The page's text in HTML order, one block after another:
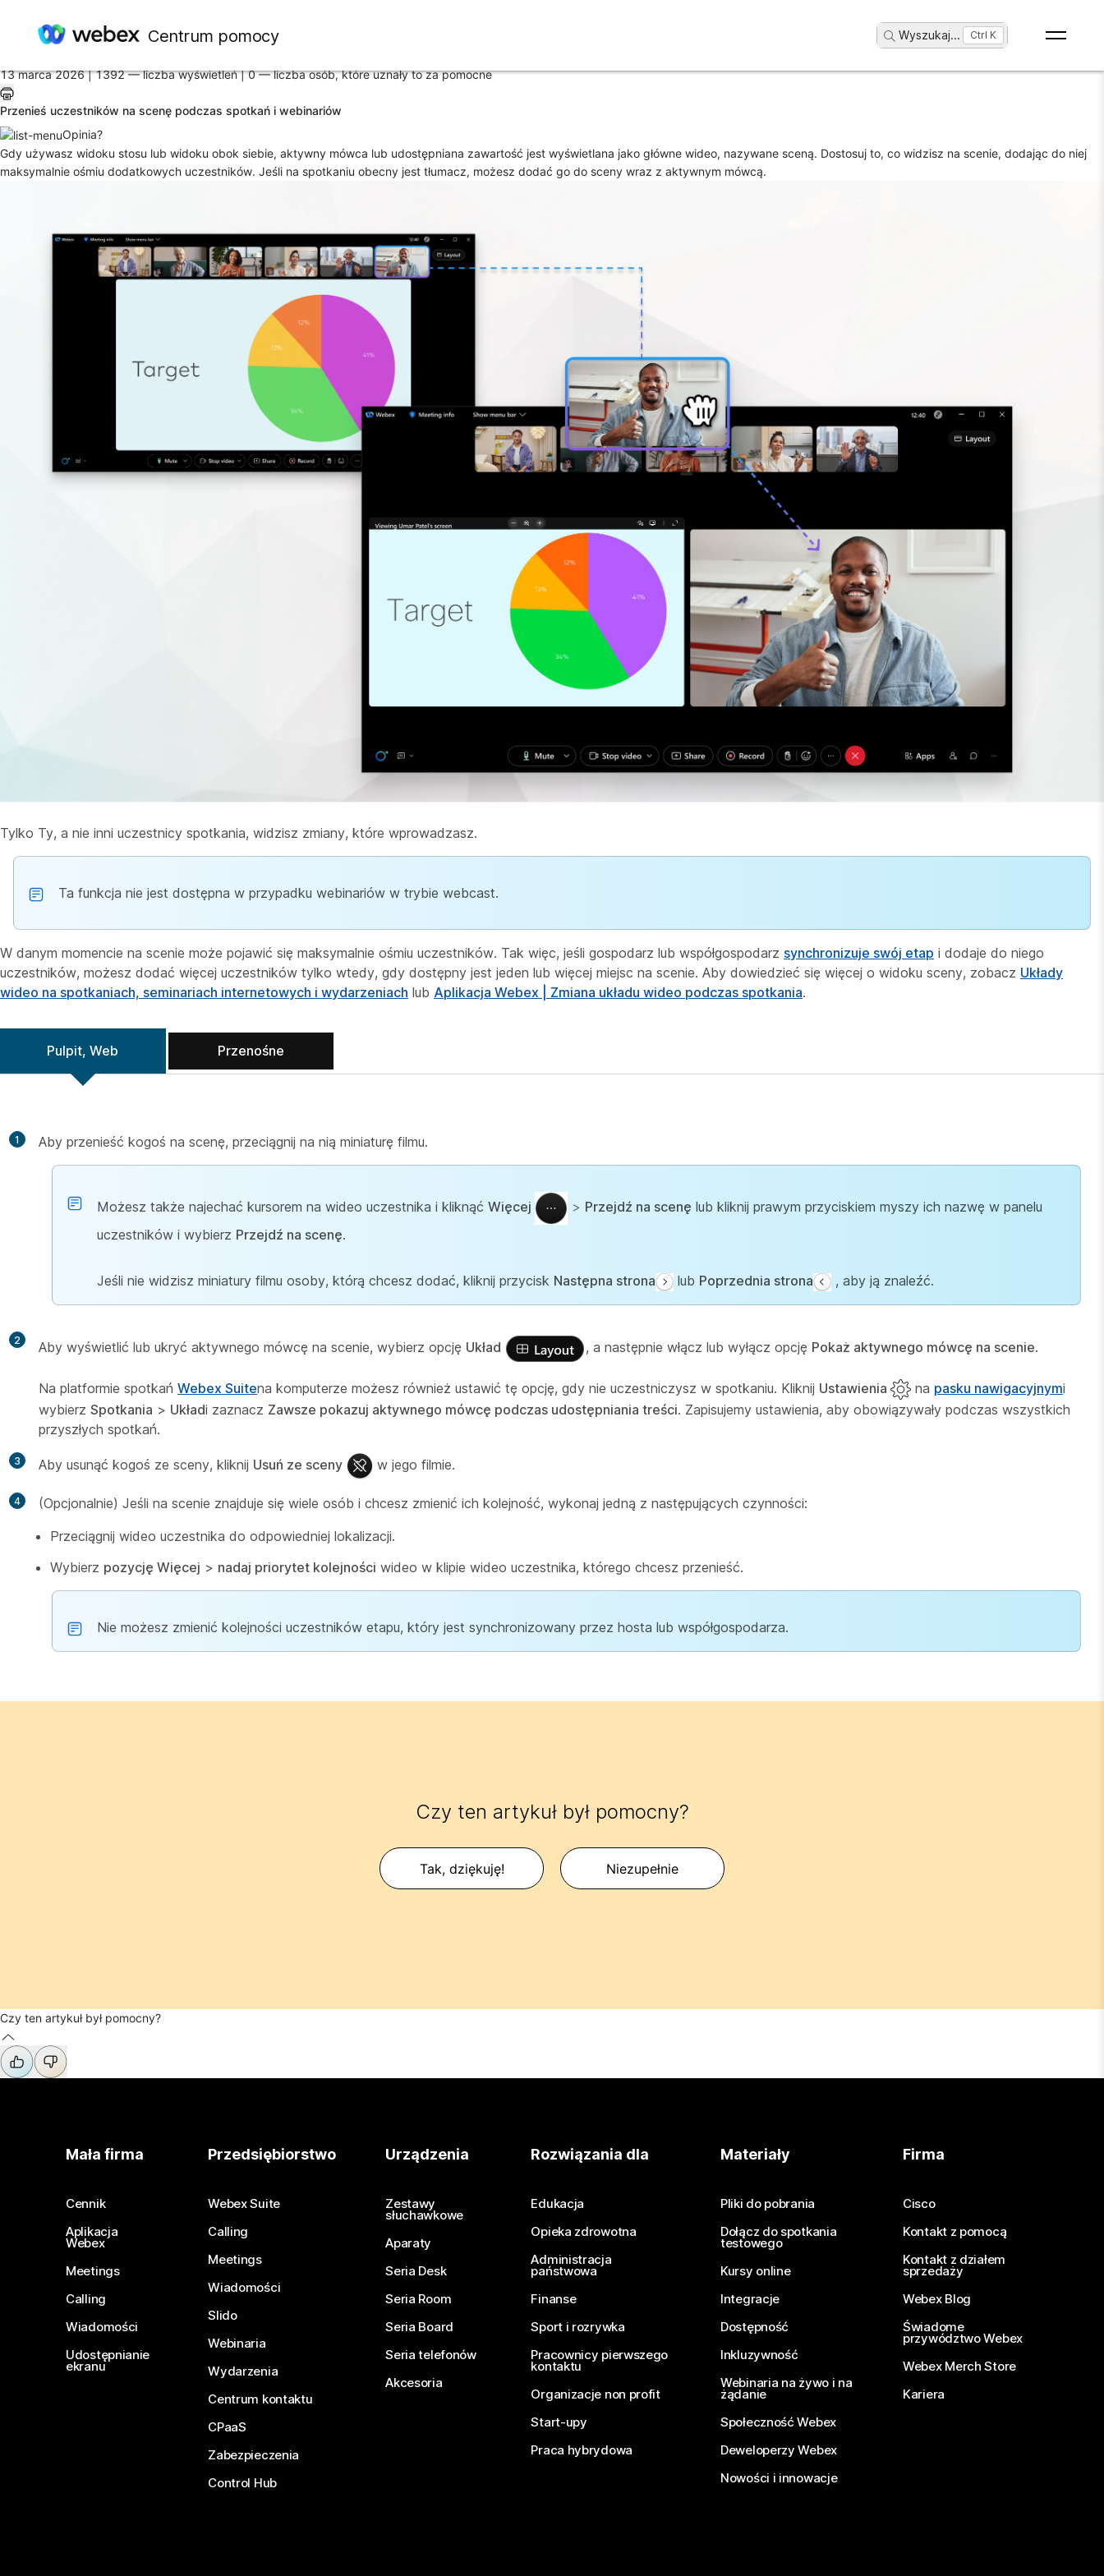
Centrum pomocy Wyszukaj... Ctrl K
13 marca 2026 |1392 — liczba wyświetleń |0 — liczba osób, które uznały to za pomocne
Przenieś uczestników na scenę podczas spotkań i webinariów
Opinia?
Gdy używasz widoku stosu lub widoku obok siebie, aktywny mówca lub udostępniana zawartość jest wyświetlana jako główne wideo, nazywane sceną. Dostosuj to, co widzisz na scenie, dodając do niej
maksymalnie ośmiu dodatkowych uczestników. Jeśli na spotkaniu obecny jest tłumacz, możesz dodać go do sceny wraz z aktywnym mówcą.
Tylko Ty, a nie inni uczestnicy spotkania, widzisz zmiany, które wprowadzasz.
Ta funkcja nie jest dostępna w przypadku webinariów w trybie webcast.
W danym momencie na scenie może pojawić się maksymalnie ośmiu uczestników. Tak więc, jeśli gospodarz lub współgospodarz synchronizuje swój etap i dodaje do niego
uczestników, możesz dodać więcej uczestników tylko wtedy, gdy dostępny jest jeden lub więcej miejsc na scenie. Aby dowiedzieć się więcej o widoku sceny, zobacz Układy
wideo na spotkaniach, seminariach internetowych i wydarzeniach lub Aplikacja Webex | Zmiana układu wideo podczas spotkania.
Pulpit, Web Przenośne
1 Aby przenieść kogoś na scenę, przeciągnij na nią miniaturę filmu.
Możesz także najechać kursorem na wideo uczestnika i kliknąć Więcej > Przejdź na scenę lub kliknij prawym przyciskiem myszy ich nazwę w panelu
uczestników i wybierz Przejdź na scenę.
Jeśli nie widzisz miniatury filmu osoby, którą chcesz dodać, kliknij przycisk Następna strona lub Poprzednia strona , aby ją znaleźć.
2 Aby wyświetlić lub ukryć aktywnego mówcę na scenie, wybierz opcję Układ , a następnie włącz lub wyłącz opcję Pokaż aktywnego mówcę na scenie.
Na platformie spotkań Webex Suitena komputerze możesz również ustawić tę opcję, gdy nie uczestniczysz w spotkaniu. Kliknij Ustawienia na pasku nawigacyjnymi
wybierz Spotkania > Układi zaznacz Zawsze pokazuj aktywnego mówcę podczas udostępniania treści. Zapisujemy ustawienia, aby obowiązywały podczas wszystkich
przyszłych spotkań.
3 Aby usunąć kogoś ze sceny, kliknij Usuń ze sceny w jego filmie.
4
(Opcjonalnie) Jeśli na scenie znajduje się wiele osób i chcesz zmienić ich kolejność, wykonaj jedną z następujących czynności:
Przeciągnij wideo uczestnika do odpowiedniej lokalizacji.
Wybierz pozycję Więcej > nadaj priorytet kolejności wideo w klipie wideo uczestnika, którego chcesz przenieść.
Nie możesz zmienić kolejności uczestników etapu, który jest synchronizowany przez hosta lub współgospodarza.
Czy ten artykuł był pomocny?
Tak, dziękuję! Niezupełnie
Czy ten artykuł był pomocny?
Mała firma
Cennik
Aplikacja
Webex
Meetings
Calling
Wiadomości
Udostępnianie
ekranu
Przedsiębiorstwo
Webex Suite
Calling
Meetings
Wiadomości
Slido
Webinaria
Wydarzenia
Centrum kontaktu
CPaaS
Zabezpieczenia
Control Hub
Urządzenia
Zestawy
słuchawkowe
Aparaty
Seria Desk
Seria Room
Seria Board
Seria telefonów
Akcesoria
Rozwiązania dla
Edukacja
Opieka zdrowotna
Administracja
państwowa
Finanse
Sport i rozrywka
Pracownicy pierwszego
kontaktu
Organizacje non profit
Start-upy
Praca hybrydowa
Materiały
Pliki do pobrania
Dołącz do spotkania
testowego
Kursy online
Integracje
Dostępność
Inkluzywność
Webinaria na żywo i na
żądanie
Społeczność Webex
Deweloperzy Webex
Nowości i innowacje
Firma
Cisco
Kontakt z pomocą
Kontakt z działem
sprzedaży
Webex Blog
Świadome
przywództwo Webex
Webex Merch Store
Kariera